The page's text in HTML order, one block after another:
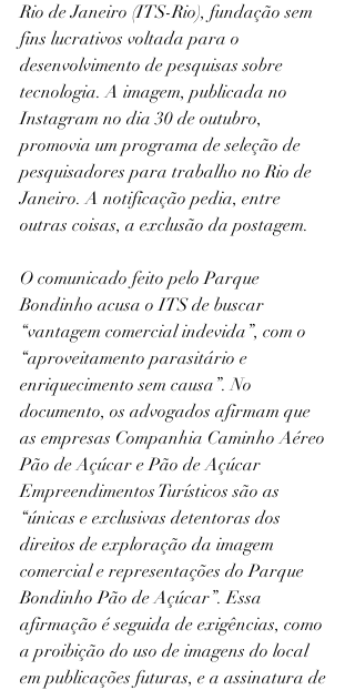
Rio de Janeiro (ITS-Rio), fundação sem
fins lucrativos voltada para o
desenvolvimento de pesquisas sobre
tecnologia. A imagem, publicada no
Instagram no dia 30 de outubro,
promovia um programa de seleção de
pesquisadores para trabalho no Rio de
Janeiro. A notificação pedia, entre
outras coisas, a exclusão da postagem.
O comunicado feito pelo Parque
Bondinho acusa o ITS de buscar
“vantagem comercial indevida”, com o
“aproveitamento parasitário e
enriquecimento sem causa”. No
documento, os advogados afirmam que
as empresas Companhia Caminho Aéreo
Pão de Açúcar e Pão de Açúcar
Empreendimentos Turísticos são as
“únicas e exclusivas detentoras dos
direitos de exploração da imagem
comercial e representações do Parque
Bondinho Pão de Açúcar”. Essa
afirmação é seguida de exigências, como
a proibição do uso de imagens do local
em publicações futuras, e a assinatura de